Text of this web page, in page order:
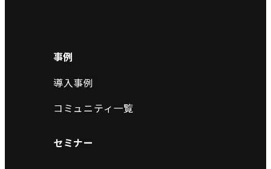
事例
導入事例
コミュニティ一覧
セミナー